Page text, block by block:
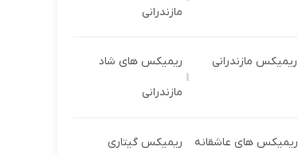
مازندرانی
ریمیکس مازندرانی ریمیکس های شاد
مازندرانی
ریمیکس های عاشقانه ریمیکس گیتاری